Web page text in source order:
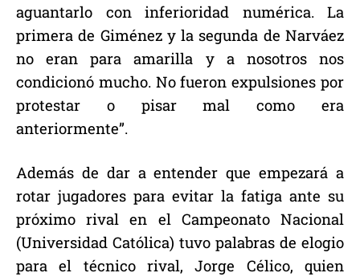
aguantarlo con inferioridad numérica. La
primera de Giménez y la segunda de Narváez
no eran para amarilla y a nosotros nos
condicionó mucho. No fueron expulsiones por
protestar o pisar mal como era
anteriormente”.
Además de dar a entender que empezará a
rotar jugadores para evitar la fatiga ante su
próximo rival en el Campeonato Nacional
(Universidad Católica) tuvo palabras de elogio
para el técnico rival, Jorge Célico, quien